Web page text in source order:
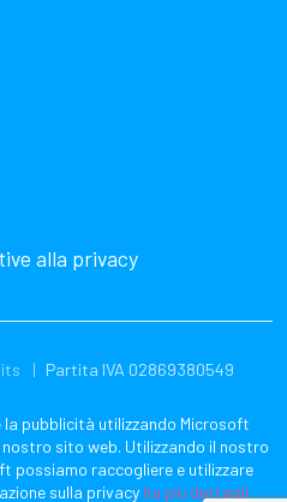
alla privacy
Partita IVA 02869380549
pubblicità utilizzando Microsoft
sito web. Utilizzando il nostro
possiamo raccogliere e utilizzare
sulla privacy ha più dettagli